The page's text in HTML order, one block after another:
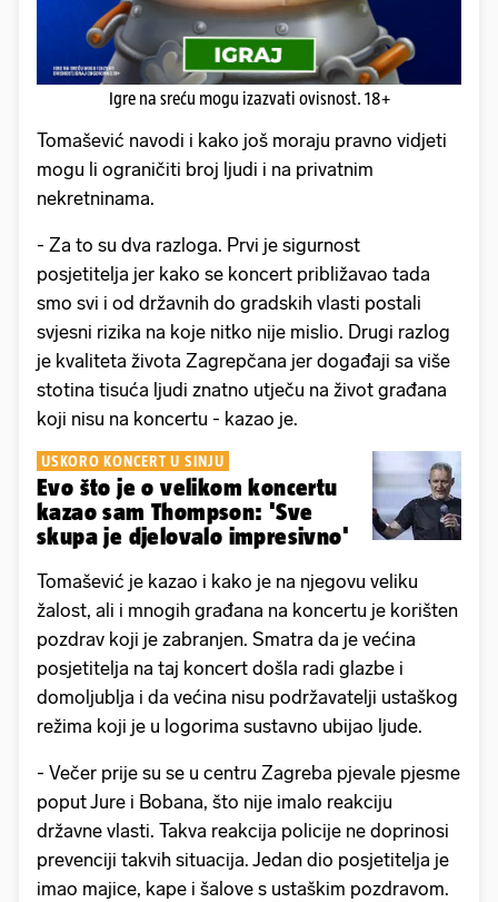
Igre na sreću mogu izazvati ovisnost. 18+
Tomašević navodi i kako još moraju pravno vidjeti
mogu li ograničiti broj ljudi i na privatnim
nekretninama.
- Za to su dva razloga. Prvi je sigurnost
posjetitelja jer kako se koncert približavao tada
smo svi i od državnih do gradskih vlasti postali
svjesni rizika na koje nitko nije mislio. Drugi razlog
je kvaliteta života Zagrepčana jer događaji sa više
stotina tisuća ljudi znatno utječu na život građana
koji nisu na koncertu - kazao je.
USKORO KONCERT U SINJU
Evo što je o velikom koncertu
kazao sam Thompson: 'Sve
skupa je djelovalo impresivno'
Tomašević je kazao i kako je na njegovu veliku
žalost, ali i mnogih građana na koncertu je korišten
pozdrav koji je zabranjen. Smatra da je većina
posjetitelja na taj koncert došla radi glazbe i
domoljublja i da većina nisu podržavatelji ustaškog
režima koji je u logorima sustavno ubijao ljude.
- Večer prije su se u centru Zagreba pjevale pjesme
poput Jure i Bobana, što nije imalo reakciju
državne vlasti. Takva reakcija policije ne doprinosi
prevenciji takvih situacija. Jedan dio posjetitelja je
imao majice, kape i šalove s ustaškim pozdravom.